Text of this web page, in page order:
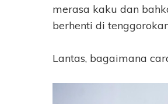
merasa kaku dan
berhenti di
Lantas, bagaimana